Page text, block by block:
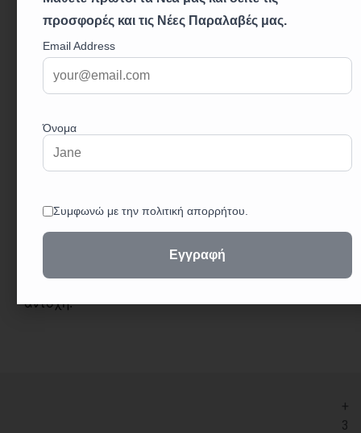
σχεδιασμένος ειδικά για τη λείανση οπλισμένου
σκυροδέματος, τραχιάς πέτρας και μαρμαρινών
επιφανειών. Με παχύ στρώμα καρβιδίου του
πυριτίου και πολύ σκληρή βάση, προσφέρει
ασύγκριτη απόδοση και αντοχή. Κατάλληλος για
εξασφαλίζοντας άριστα αποτελέσματα.
Σημαντικά Χαρακτηριστικά:
Υψηλή Απόδοση: Εξαιρετική απόδοση και αντοχή
Κατάλληλος για Διάφορες Επιφάνειες: Ιδανικός
πέτρας και μαρμάρινων επιφανειών. Ανθεκτική
Κατασκευή: Το παχύ στρώμα καρβιδίου πυριτίου
και η σκληρή βάση εξασφαλίζουν μακροχρόνια
αντοχή.
+
3